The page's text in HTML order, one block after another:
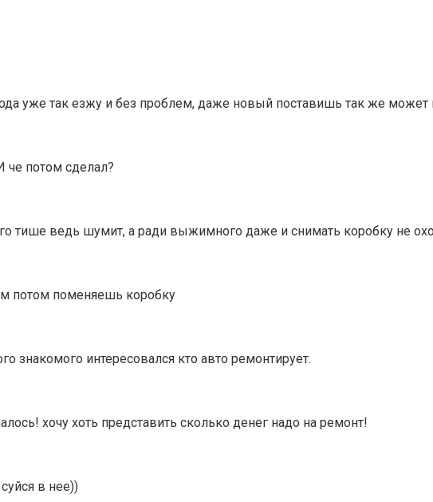
уже так езжу и без проблем, даже новый поставишь так же может
че потом сделал?
тише ведь шумит, а ради выжимного даже и снимать коробку не
потом поменяешь коробку
знакомого интересовался кто авто ремонтирует.
хочу хоть представить сколько денег надо на ремонт!
в нее))